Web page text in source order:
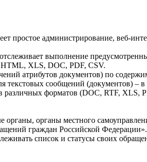
простое администрирование, веб-
выполнение
XLS, DOC, PDF, CSV.
атрибутов документов) по
текстовых сообщений (документов) –
форматов (DOC, RTF, XLS,
органы, органы местного
граждан Российской
список и статусы своих